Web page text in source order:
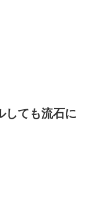
しても流石に